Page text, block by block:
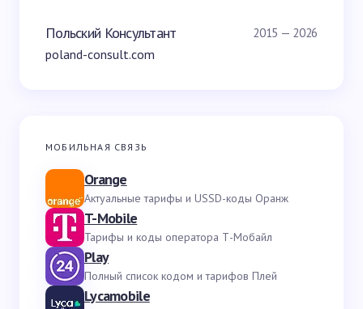
Польский Консультант 2015 — 2026
poland-consult.com
МОБИЛЬНАЯ СВЯЗЬ
Orange
Актуальные тарифы и USSD-коды Оранж
T-Mobile
Тарифы и коды оператора Т-Мобайл
Play
Полный список кодом и тарифов Плей
Lycamobile